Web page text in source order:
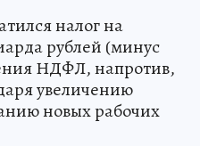
налог на
рублей (минус
НДФЛ, напротив,
увеличению
новых рабочих